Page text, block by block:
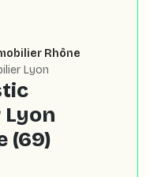
Rhône
Lyon
(69)